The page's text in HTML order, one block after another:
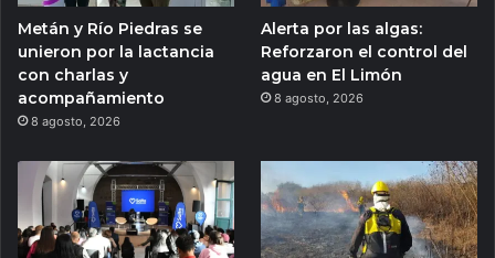
Metán y Río Piedras se
unieron por la lactancia
con charlas y
acompañamiento
8 agosto, 2026
Alerta por las algas:
Reforzaron el control del
agua en El Limón
8 agosto, 2026